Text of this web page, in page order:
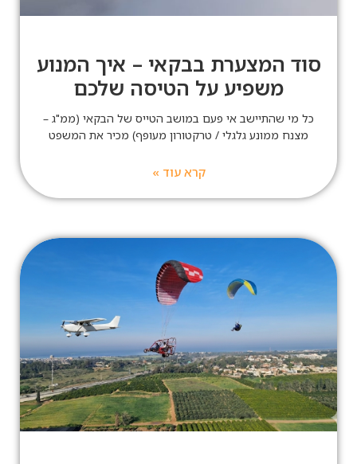
סוד המצערת בבקאי – איך המנוע
משפיע על הטיסה שלכם
כל מי שהתיישב אי פעם במושב הטייס של הבקאי (ממ"ג –
מצנח ממונע גלגלי / טרקטורון מעופף) מכיר את המשפט
קרא עוד »